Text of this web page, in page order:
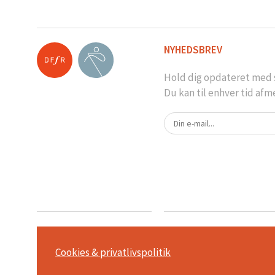
NYHEDSBREV
Hold dig opdateret med
Du kan til enhver tid
Cookies & privatlivspolitik